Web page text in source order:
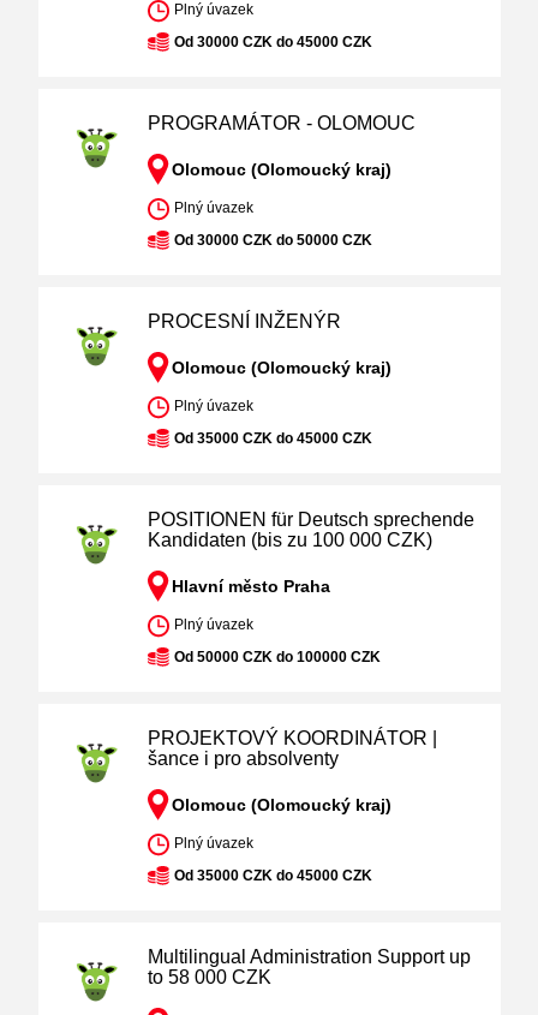
Plný úvazek
Od 30000 CZK do 45000 CZK
PROGRAMÁTOR - OLOMOUC
Olomouc (Olomoucký kraj)
Plný úvazek
Od 30000 CZK do 50000 CZK
PROCESNÍ INŽENÝR
Olomouc (Olomoucký kraj)
Plný úvazek
Od 35000 CZK do 45000 CZK
POSITIONEN für Deutsch sprechende
Kandidaten (bis zu 100 000 CZK)
Hlavní město Praha
Plný úvazek
Od 50000 CZK do 100000 CZK
PROJEKTOVÝ KOORDINÁTOR |
šance i pro absolventy
Olomouc (Olomoucký kraj)
Plný úvazek
Od 35000 CZK do 45000 CZK
Multilingual Administration Support up
to 58 000 CZK